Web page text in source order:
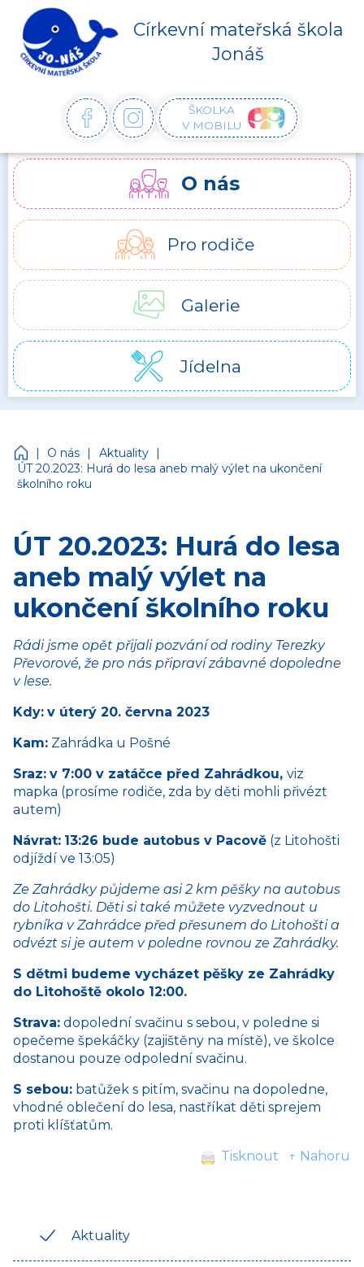
Církevní mateřská škola
Jonáš
FACEBOOKINSTAGRAM
ŠKOLKA
V MOBILU
O nás
Pro rodiče
Galerie
Jídelna
Církevní mateřská škola Jonáš
| O nás | Aktuality |
ÚT 20.2023: Hurá do lesa aneb malý výlet na ukončení
školního roku
ÚT 20.2023: Hurá do lesa
aneb malý výlet na
ukončení školního roku
Rádi jsme opět přijali pozvání od rodiny Terezky
Převorové, že pro nás připraví zábavné dopoledne
v lese.
Kdy: v úterý 20. června 2023
Kam: Zahrádka u Pošné
Sraz: v 7:00 v zatáčce před Zahrádkou, viz
mapka (prosíme rodiče, zda by děti mohli přivézt
autem)
Návrat: 13:26 bude autobus v Pacově (z Litohošti
odjíždí ve 13:05)
Ze Zahrádky půjdeme asi 2 km pěšky na autobus
do Litohošti. Děti si také můžete vyzvednout u
rybníka v Zahrádce před přesunem do Litohošti a
odvézt si je autem v poledne rovnou ze Zahrádky.
S dětmi budeme vycházet pěšky ze Zahrádky
do Litohoště okolo 12:00.
Strava: dopolední svačinu s sebou, v poledne si
opečeme špekáčky (zajištěny na místě), ve školce
dostanou pouze odpolední svačinu.
S sebou: batůžek s pitím, svačinu na dopoledne,
vhodné oblečení do lesa, nastříkat děti sprejem
proti klíšťatům.
Tisknout
↑ Nahoru
Aktuality